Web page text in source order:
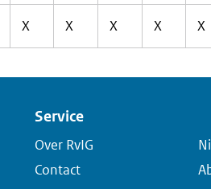
X X X X X
Service
Over RvIG
Contact